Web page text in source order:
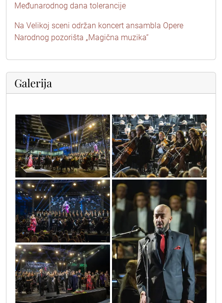
Međunarodnog dana tolerancije
Na Velikoj sceni održan koncert ansambla Opere
Narodnog pozorišta „Magična muzika“
Galerija
0o3a6761 0o3a6985
0o3a6749
0o3a6946
0o3a7031(1)